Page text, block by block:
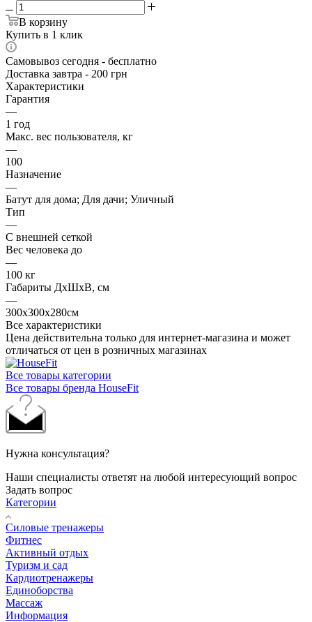
В корзину
Купить в 1 клик
Самовывоз сегодня - бесплатно
Доставка завтра - 200 грн
Характеристики
Гарантия
—
1 год
Макс. вес пользователя, кг
—
100
Назначение
—
Батут для дома; Для дачи; Уличный
Тип
—
С внешней сеткой
Вес человека до
—
100 кг
Габариты ДхШхВ, см
—
300х300х280см
Все характеристики
Цена действительна только для интернет-магазина и может
отличаться от цен в розничных магазинах
Все товары категории
Все товары бренда HouseFit
Нужна консультация?
Наши специалисты ответят на любой интересующий вопрос
Задать вопрос
Категории
Силовые тренажеры
Фитнес
Активный отдых
Туризм и сад
Кардиотренажеры
Единоборства
Массаж
Информация